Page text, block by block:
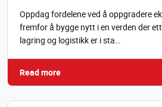
Oppdag fordelene ved å oppgradere
fremfor å bygge nytt i en verden der
lagring og logistikk er i sta…
Read more